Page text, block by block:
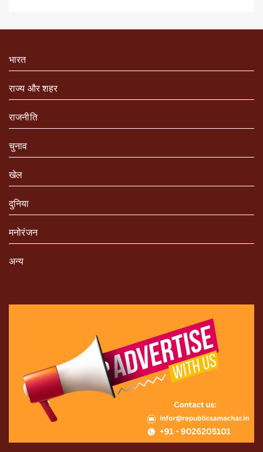
भारत
राज्य और शहर
राजनीति
चुनाव
खेल
दुनिया
मनोरंजन
अन्य